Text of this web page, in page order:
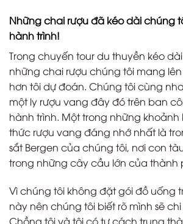
Những chai rượu đã kéo dài chúng
hành trình!
Trong chuyến tour du thuyền kéo
những chai rượu chúng tôi mang
hơn tôi dự đoán. Chúng tôi cùng
một ly rượu vang đây đó trên ban
hành trình. Một trong những
thức rượu vang đáng nhớ nhất là
sắt Bergen của chúng tôi, nơi con
trong những cây cầu lớn của thành
Vì chúng tôi không đặt gói đồ uống
này nên chúng tôi biết rõ mình sẽ
Chồng tôi và tôi có tư cách trung